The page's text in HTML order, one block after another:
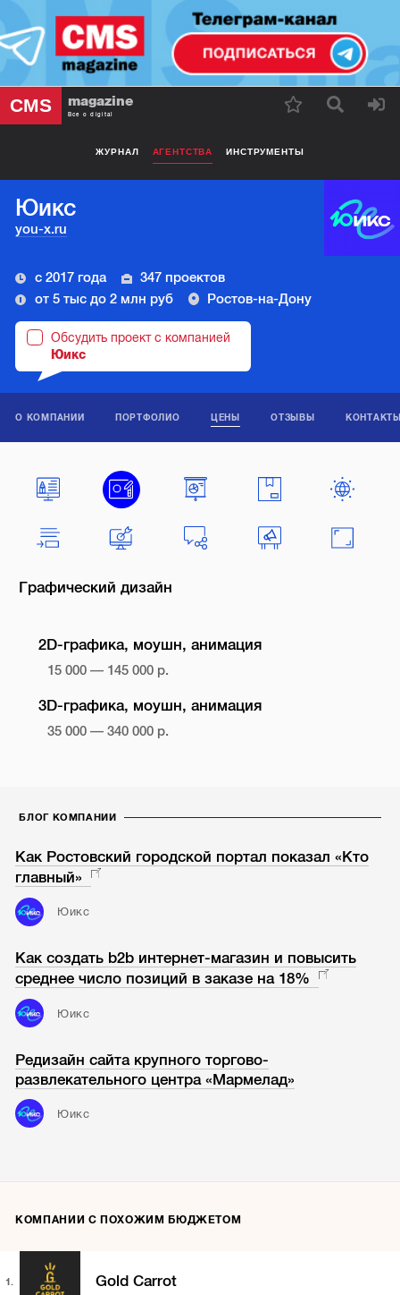
CMS magazine
Все о digital
ЖУРНАЛ АГЕНТСТВА ИНСТРУМЕНТЫ
Юикс
you-x.ru
с 2017 года
347 проектов
от 5 тыс до 2 млн руб
Ростов-на-Дону
Обсудить проект с компанией
Юикс
О КОМПАНИИ ПОРТФОЛИО ЦЕНЫ ОТЗЫВЫ
Графический дизайн
2D-графика, моушн, анимация
15 000 — 145 000 р.
3D-графика, моушн, анимация
35 000 — 340 000 р.
БЛОГ КОМПАНИИ
Как Ростовский городской портал показал «Кто
главный»
Юикс
Как создать b2b интернет-магазин и повысить
среднее число позиций в заказе на 18%
Юикс
Редизайн сайта крупного торгово-
развлекательного центра «Мармелад»
Юикс
КОМПАНИИ С ПОХОЖИМ БЮДЖЕТОМ
1. Gold Carrot